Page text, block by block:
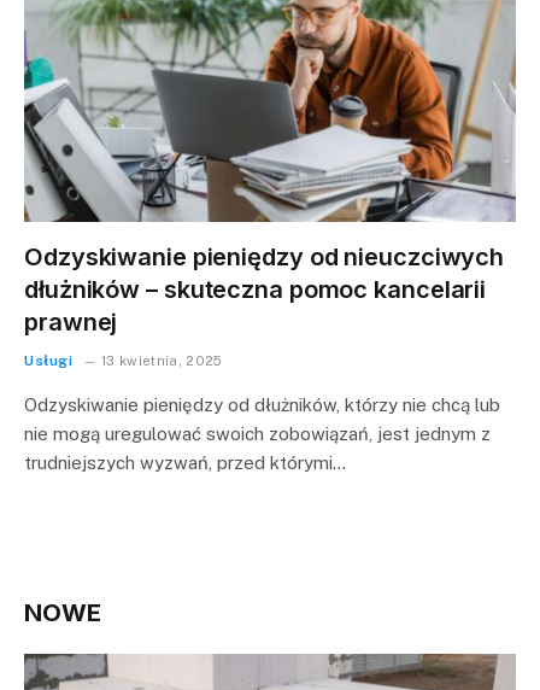
Odzyskiwanie pieniędzy od nieuczciwych
dłużników – skuteczna pomoc kancelarii
prawnej
Usługi 13 kwietnia, 2025
Odzyskiwanie pieniędzy od dłużników, którzy nie chcą lub
nie mogą uregulować swoich zobowiązań, jest jednym z
trudniejszych wyzwań, przed którymi…
NOWE